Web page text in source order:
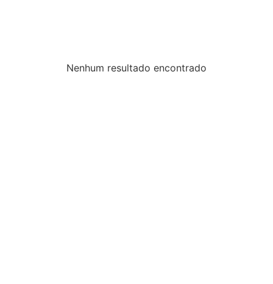
Nenhum resultado encontrado